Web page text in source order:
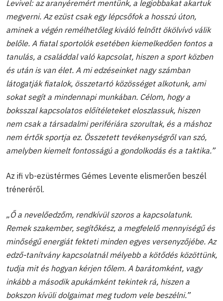
Levivel: az aranyéremért mentünk, a legjobbakat akartuk
megverni. Az ezüst csak egy lépcsőfok a hosszú úton,
aminek a végén remélhetőleg kiváló felnőtt ökölvívó válik
belőle. A fiatal sportolók esetében kiemelkedően fontos a
tanulás, a családdal való kapcsolat, hiszen a sport közben
és után is van élet. A mi edzéseinket nagy számban
látogatják fiatalok, összetartó közösséget alkotunk, ami
sokat segít a mindennapi munkában. Célom, hogy a
boksszal kapcsolatos előítéleteket eloszlassuk, hiszen
nem csak a társadalmi perifériára szorultak, és a máshoz
nem értők sportja ez. Összetett tevékenységről van szó,
amelyben kiemelt fontosságú a gondolkodás és a taktika.”
Az ifi vb-ezüstérmes Gémes Levente elismerően beszél
tréneréről.
„Ő a nevelőedzőm, rendkívül szoros a kapcsolatunk.
Remek szakember, segítőkész, a megfelelő mennyiségű és
minőségű energiát fekteti minden egyes versenyzőjébe. Az
edző-tanítvány kapcsolatnál mélyebb a kötődés közöttünk,
tudja mit és hogyan kérjen tőlem. A barátomként, vagy
inkább a második apukámként tekintek rá, hiszen a
bokszon kívüli dolgaimat meg tudom vele beszélni.”